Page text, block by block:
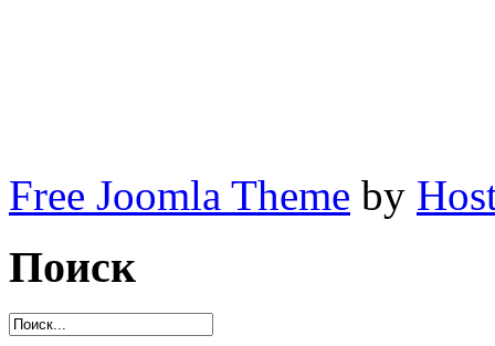
Free Joomla Theme by
Поиск